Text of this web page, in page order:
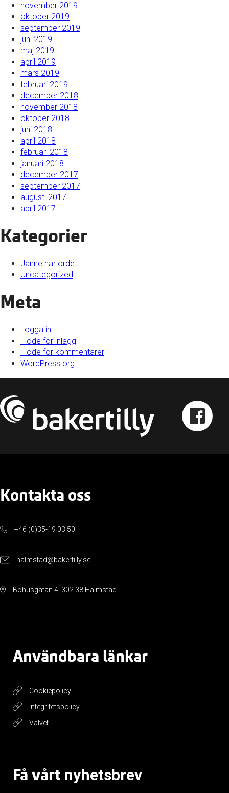
november 2019
oktober 2019
september 2019
juni 2019
maj 2019
april 2019
mars 2019
februari 2019
december 2018
november 2018
oktober 2018
juni 2018
april 2018
februari 2018
januari 2018
december 2017
september 2017
augusti 2017
april 2017
Kategorier
Janne har ordet
Uncategorized
Meta
Logga in
Flöde för inlägg
Flöde för kommentarer
WordPress.org
Kontakta oss
+46 (0)35-19 03 50
halmstad@bakertilly.se
Bohusgatan 4, 302 38 Halmstad
Användbara länkar
Cookiepolicy
Integritetspolicy
Valvet
Få vårt nyhetsbrev